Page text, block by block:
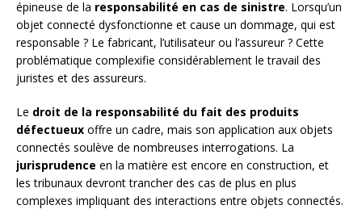
épineuse de la responsabilité en cas de sinistre. Lorsqu’un
objet connecté dysfonctionne et cause un dommage, qui est
responsable ? Le fabricant, l’utilisateur ou l’assureur ? Cette
problématique complexifie considérablement le travail des
juristes et des assureurs.
Le droit de la responsabilité du fait des produits
défectueux offre un cadre, mais son application aux objets
connectés soulève de nombreuses interrogations. La
jurisprudence en la matière est encore en construction, et
les tribunaux devront trancher des cas de plus en plus
complexes impliquant des interactions entre objets connectés.